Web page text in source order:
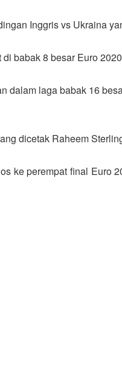
Inggris vs Ukraina
babak 8 besar Euro
laga babak 16
dicetak Raheem
ke perempat final Euro